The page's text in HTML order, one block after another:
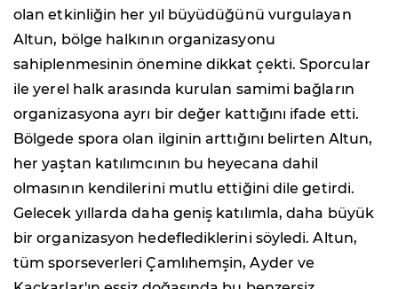
olan etkinliğin her yıl büyüdüğünü vurgulayan
Altun, bölge halkının organizasyonu
sahiplenmesinin önemine dikkat çekti. Sporcular
ile yerel halk arasında kurulan samimi bağların
organizasyona ayrı bir değer kattığını ifade etti.
Bölgede spora olan ilginin arttığını belirten Altun,
her yaştan katılımcının bu heyecana dahil
olmasının kendilerini mutlu ettiğini dile getirdi.
Gelecek yıllarda daha geniş katılımla, daha büyük
bir organizasyon hedeflediklerini söyledi. Altun,
tüm sporseverleri Çamlıhemşin, Ayder ve